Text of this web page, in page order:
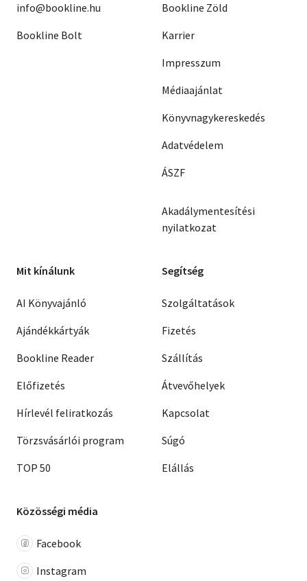
info@bookline.hu
Bookline Bolt
Bookline Zöld
Karrier
Impresszum
Médiaajánlat
Könyvnagykereskedés
Adatvédelem
ÁSZF
Akadálymentesítési
nyilatkozat
Mit kínálunk
AI Könyvajánló
Ajándékkártyák
Bookline Reader
Előfizetés
Hírlevél feliratkozás
Törzsvásárlói program
TOP 50
Segítség
Szolgáltatások
Fizetés
Szállítás
Átvevőhelyek
Kapcsolat
Súgó
Elállás
Közösségi média
Facebook
Instagram